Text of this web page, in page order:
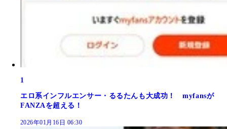
1
エロ系インフルエンサー・るるたんも大成功！ myfansが
FANZAを超える！
2026年01月16日 06:30